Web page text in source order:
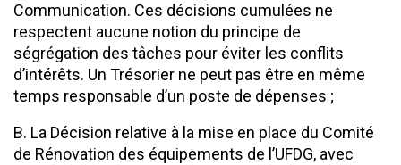
Communication. Ces décisions cumulées ne
respectent aucune notion du principe de
ségrégation des tâches pour éviter les conflits
d’intérêts. Un Trésorier ne peut pas être en même
temps responsable d’un poste de dépenses ;
B. La Décision relative à la mise en place du Comité
de Rénovation des équipements de l’UFDG, avec